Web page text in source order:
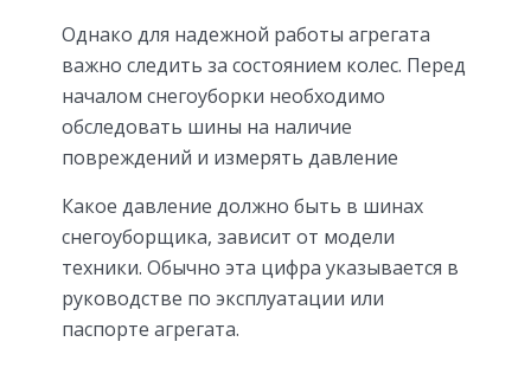
Однако для надежной работы агрегата
важно следить за состоянием колес. Перед
началом снегоуборки необходимо
обследовать шины на наличие
повреждений и измерять давление
Какое давление должно быть в шинах
снегоуборщика, зависит от модели
техники. Обычно эта цифра указывается в
руководстве по эксплуатации или
паспорте агрегата.